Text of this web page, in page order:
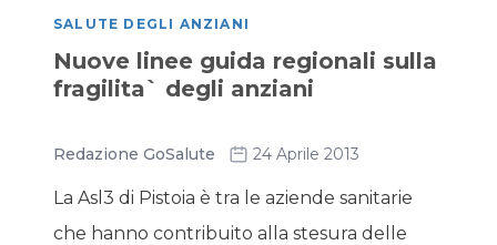
SALUTE DEGLI ANZIANI
Nuove linee guida regionali sulla
fragilita` degli anziani
Redazione GoSalute 24 Aprile 2013
La Asl3 di Pistoia è tra le aziende sanitarie
che hanno contribuito alla stesura delle